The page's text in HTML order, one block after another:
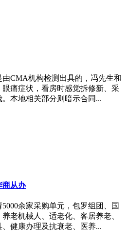
CMA机构检测出具的，冯先生和
痛症状，看房时感觉拆修新、采
本地相关部分则暗示合同...
商从办
余家采购单元，包罗组团、国
老机械人、适老化、客居养老、
健康办理及抗衰老、医养...